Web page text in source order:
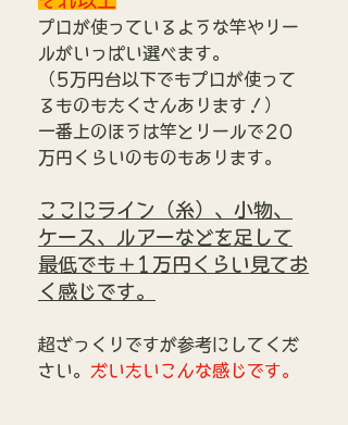
プロが使っているような竿やリー
ルがいっぱい選べます。
（5万円台以下でもプロが使って
るものもたくさんあります！）
一番上のほうは竿とリールで20
万円くらいのものもあります。
ここにライン（糸）、小物、
ケース、ルアーなどを足して
最低でも＋1万円くらい見てお
く感じです。
超ざっくりですが参考にしてくだ
さい。 だいたいこんな感じです。